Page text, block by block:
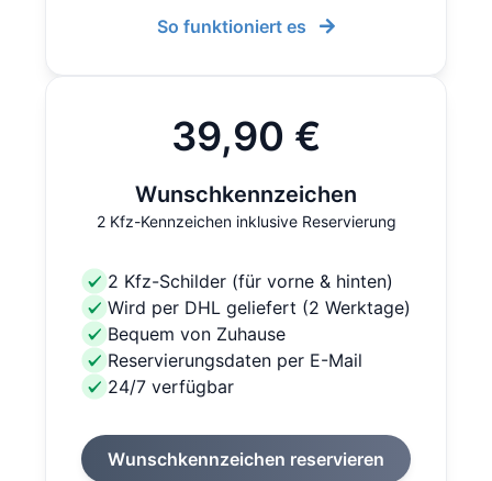
So funktioniert es
39,90 €
Wunschkennzeichen
2 Kfz-Kennzeichen inklusive Reservierung
2 Kfz-Schilder (für vorne & hinten)
Wird per DHL geliefert (2 Werktage)
Bequem von Zuhause
Reservierungsdaten per E-Mail
24/7 verfügbar
Wunschkennzeichen reservieren